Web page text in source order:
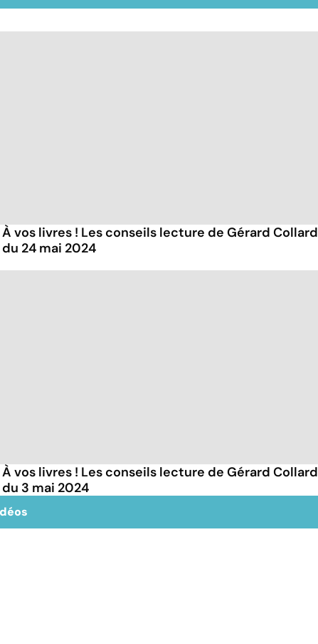
À vos livres ! Les conseils lecture de Gérard Collard
du 24 mai 2024
À vos livres ! Les conseils lecture de Gérard Collard
du 3 mai 2024